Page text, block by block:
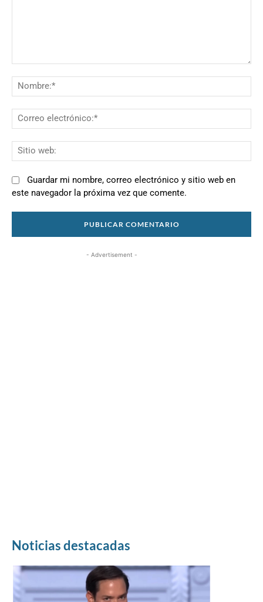
Guardar mi nombre, correo electrónico y sitio web en
este navegador la próxima vez que comente.
- Advertisement -
Noticias destacadas